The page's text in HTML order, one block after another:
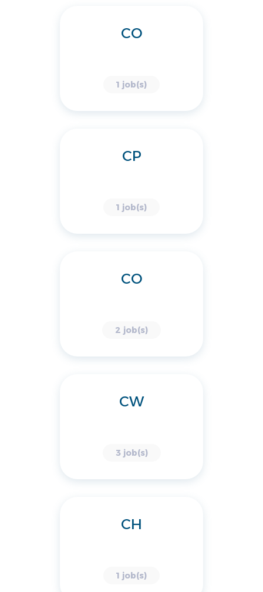
CO
1 job(s)
CP
1 job(s)
CO
2 job(s)
CW
3 job(s)
CH
1 job(s)